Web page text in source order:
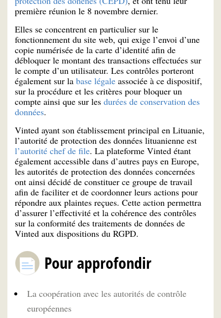
première réunion le 8 novembre dernier.
Elles se concentrent en particulier sur le
fonctionnement du site web, qui exige l’envoi d’une
copie numérisée de la carte d’identité afin de
débloquer le montant des transactions effectuées sur
le compte d’un utilisateur. Les contrôles porteront
également sur la base légale associée à ce dispositif,
sur la procédure et les critères pour bloquer un
compte ainsi que sur les durées de conservation des
données.
Vinted ayant son établissement principal en Lituanie,
l’autorité de protection des données lituanienne est
l’autorité chef de file. La plateforme Vinted étant
également accessible dans d’autres pays en Europe,
les autorités de protection des données concernées
ont ainsi décidé de constituer ce groupe de travail
afin de faciliter et de coordonner leurs actions pour
répondre aux plaintes reçues. Cette action permettra
d’assurer l’effectivité et la cohérence des contrôles
sur la conformité des traitements de données de
Vinted aux dispositions du RGPD.
Pour approfondir
La coopération avec les autorités de contrôle
européennes